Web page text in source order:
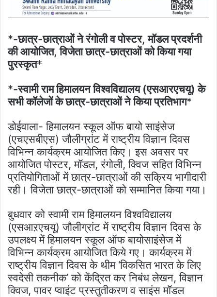
*-छात्र-छात्राओं ने रंगोली व पोस्टर, मॉडल प्रदर्शनी
की आयोजित, विजेता छात्र-छात्राओं को किया गया
पुरस्कृत*
*-स्वामी राम हिमालयन विश्वविद्यालय (एसआरएचयू) के
सभी कॉलेजों के छात्र-छात्राओं ने किया प्रतिभाग*
डोईवाला- हिमालयन स्कूल ऑफ बायो साइंसेज
(एचएसबीएस) जौलीग्रांट में राष्ट्रीय विज्ञान दिवस
विभिन्न कार्यक्रम आयोजित किए। इस अवसर पर
आयोजित पोस्टर, मॉडल, रंगोली, क्विज सहित विभिन्न
प्रतियोगिताओं में छात्र-छात्राओं की सक्रिय भागीदारी
रही। विजेता छात्र-छात्राओं को सम्मानित किया गया।
बुधवार को स्वामी राम हिमालयन विश्वविद्यालय
(एसआऱएचयू) जौलीग्रांट में राष्ट्रीय विज्ञान दिवस के
उपलक्ष्य में हिमालयन स्कूल ऑफ बायोसाइंसेज में
विभिन्न कार्यक्रम आयोजित किये गए। कार्यक्रम में
राष्ट्रीय विज्ञान दिवस के थीम ‘विकसित भारत के लिए
स्वदेसी तकनीक’ को केंद्रित कर निबंध लेखन, विज्ञान
क्विज, पावर प्वाइंट प्रस्तुतीकरण व साइंस मॉडल